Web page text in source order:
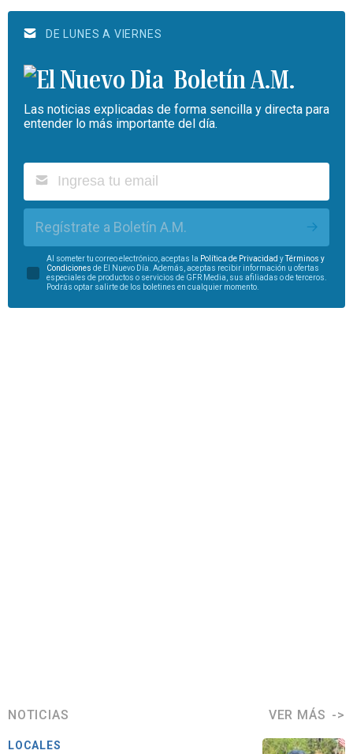
DE LUNES A VIERNES
Boletín A.M.
Las noticias explicadas de forma sencilla y directa para
entender lo más importante del día.
Regístrate a Boletín A.M.
Al someter tu correo electrónico, aceptas la Política de Privacidad yTérminos y
Condiciones de El Nuevo Día. Además, aceptas recibir información u ofertas
especiales de productos o servicios de GFR Media, sus afiliadas o de terceros.
Podrás optar salirte de los boletines en cualquier momento.
NOTICIAS VER MÁS
LOCALES